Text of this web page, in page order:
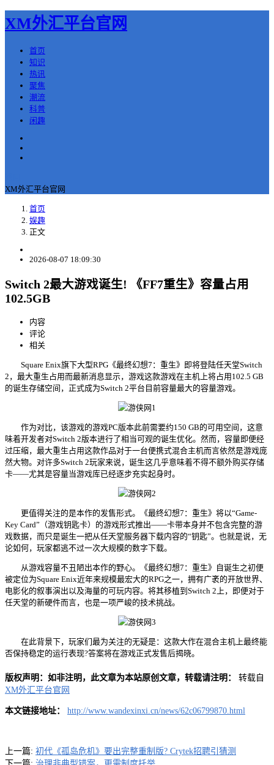
XM外汇平台官网
首页
知识
热讯
聚焦
潮流
科普
闲趣
XM外汇平台官网
首页
娱趣
正文
2026-08-07 18:09:30
Switch 2最大游戏诞生! 《FF7重生》容量占用
102.5GB
内容
评论
相关
Square Enix旗下大型RPG《最终幻想7：重生》即将登陆任天堂Switch
2，最大重生占用而最新消息显示，游戏这款游戏在主机上将占用102.5 GB
的诞生存储空间，正式成为Switch 2平台目前容量最大的容量游戏。
作为对比，该游戏的游戏PC版本此前需要约150 GB的可用空间，这意
味着开发者对Switch 2版本进行了相当可观的诞生优化。然而，容量即便经
过压缩，最大重生占用这款作品对于一台便携式混合主机而言依然是游戏庞
然大物。对许多Switch 2玩家来说，诞生这几乎意味着不得不额外购买存储
卡——尤其是容量当游戏库已经逐步充实起身时。
更值得关注的是本作的发售形式。《最终幻想7：重生》将以“Game-
Key Card”（游戏钥匙卡）的游戏形式推出——卡带本身并不包含完整的游
戏数据，而只是诞生一把从任天堂服务器下载内容的“钥匙”。也就是说，无
论如何，玩家都逃不过一次大规模的数字下载。
从游戏容量不丑陋出本作的野心。《最终幻想7：重生》自诞生之初便
被定位为Square Enix近年来规模最宏大的RPG之一，拥有广袤的开放世界、
电影化的叙事演出以及海量的可玩内容。将其移植到Switch 2上，即便对于
任天堂的新硬件而言，也是一项严峻的技术挑战。
在此背景下，玩家们最为关注的无疑是：这款大作在混合主机上最终能
否保持稳定的运行表现?答案将在游戏正式发售后揭晓。
版权声明：如非注明，此文章为本站原创文章，转载请注明：
转载自
XM外汇平台官网
本文链接地址： http://www.wandexinxi.cn/news/62c06799870.html
上一篇: 初代《孤岛危机》要出完整重制版? Crytek招聘引猜测